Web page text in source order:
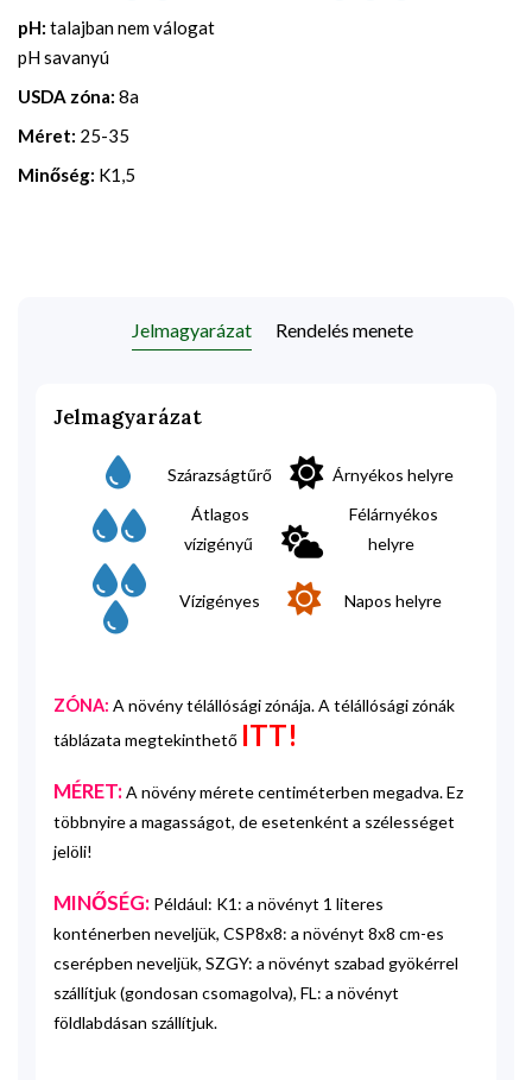
pH: talajban nem válogat
pH savanyú
USDA zóna: 8a
Méret: 25-35
Minőség: K1,5
Jelmagyarázat Rendelés menete
Jelmagyarázat
Szárazságtűrő
Árnyékos helyre
Átlagos
vízigényű
Félárnyékos
helyre
Vízigényes Napos helyre
ZÓNA: A növény télállósági zónája. A télállósági zónák
táblázata megtekinthető ITT!
MÉRET:A növény mérete centiméterben megadva. Ez
többnyire a magasságot, de esetenként a szélességet
jelöli!
MINŐSÉG: Például: K1: a növényt 1 literes
konténerben neveljük, CSP8x8: a növényt 8x8 cm-es
cserépben neveljük, SZGY: a növényt szabad gyökérrel
szállítjuk (gondosan csomagolva), FL: a növényt
földlabdásan szállítjuk.